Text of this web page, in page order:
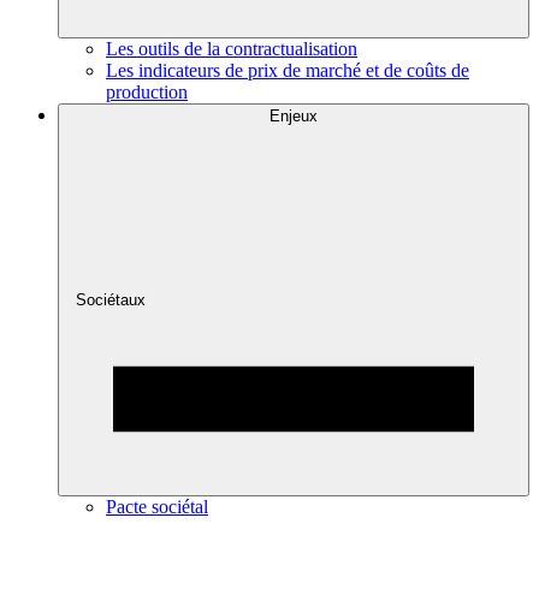
Les outils de la contractualisation
Les indicateurs de prix de marché et de coûts de
production
Enjeux
Sociétaux
Pacte sociétal